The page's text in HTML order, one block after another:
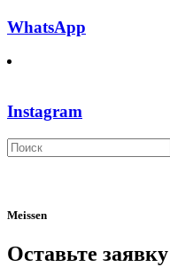
WhatsApp
Instagram
Meissen
Оставьте заявку